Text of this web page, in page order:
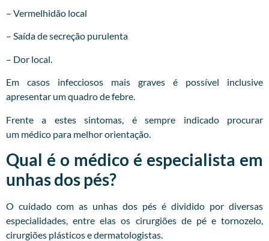
– Vermelhidão local
– Saída de secreção purulenta
– Dor local.
Em casos infecciosos mais graves é possível inclusive
apresentar um quadro de febre.
Frente a estes sintomas, é sempre indicado procurar
um médico para melhor orientação.
Qual é o médico é especialista em
unhas dos pés?
O cuidado com as unhas dos pés é dividido por diversas
especialidades, entre elas os cirurgiões de pé e tornozelo,
cirurgiões plásticos e dermatologistas.